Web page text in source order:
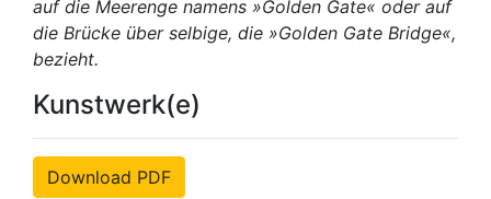
auf die Meerenge namens »Golden Gate« oder auf
die Brücke über selbige, die »Golden Gate Bridge«,
bezieht.
Kunstwerk(e)
Download PDF